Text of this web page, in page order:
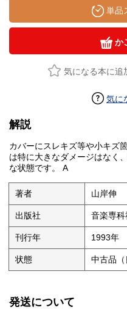
単品
か
気になる本に追
気に
解説
カバーにスレキズ等や小キズ
は特に大きなダメージはなく
な状態です。 A
著者 山岸伸
出版社 音楽専科
刊行年 1993年
状態 中古品（
発送について